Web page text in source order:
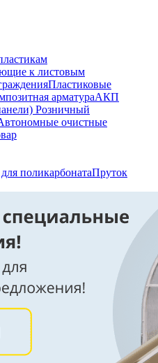
к листовым
Пластиковые
арматураАКП
Розничный
очистные
поликарбонатаПруток